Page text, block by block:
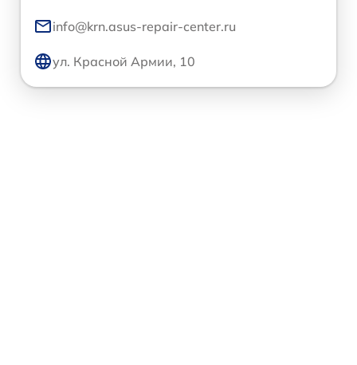
info@krn.asus-repair-center.ru
ул. Красной Армии, 10